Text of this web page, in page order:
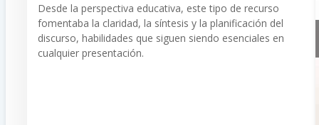
Desde la perspectiva educativa, este tipo de recurso
fomentaba la claridad, la síntesis y la planificación del
discurso, habilidades que siguen siendo esenciales en
cualquier presentación.